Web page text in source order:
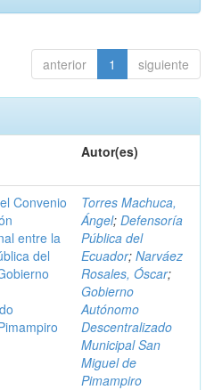
anterior 1 siguiente
Autor(es)
Convenio
entre la
del
Torres Machuca,
Ángel; Defensoría
Pública del
Ecuador; Narváez
Rosales, Óscar;
Gobierno
Autónomo
Descentralizado
Municipal San
Miguel de
Pimampiro